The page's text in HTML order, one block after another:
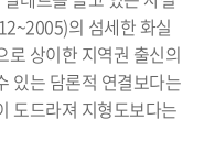
의 섬세한 화실
로 상이한 지역권 출신의
있는 담론적 연결보다는
도드라져 지형도보다는